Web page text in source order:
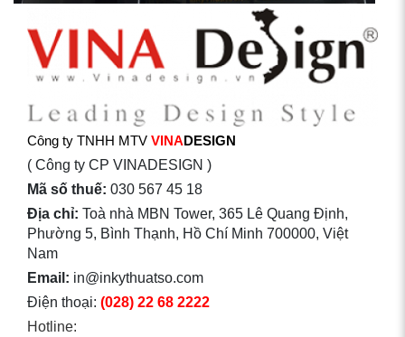
Công ty TNHH MTV VINADESIGN
( Công ty CP VINADESIGN )
Mã số thuế: 030 567 45 18
Địa chỉ: Toà nhà MBN Tower, 365 Lê Quang Định,
Phường 5, Bình Thạnh, Hồ Chí Minh 700000, Việt
Nam
Email: in@inkythuatso.com
Điện thoại: (028) 22 68 2222
Hotline: